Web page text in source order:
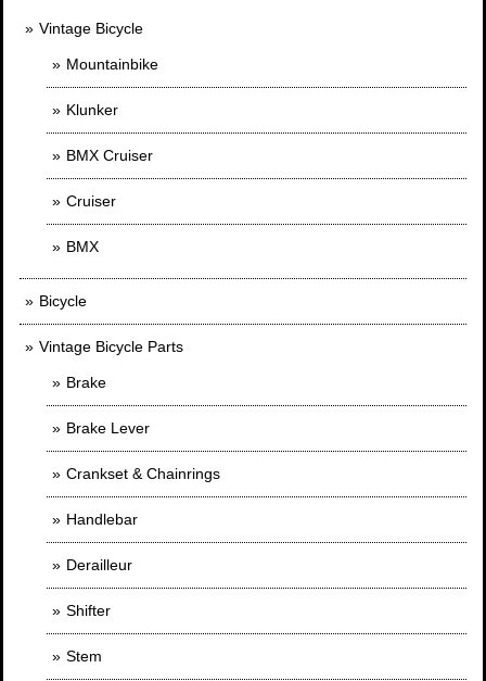
Vintage Bicycle
Mountainbike
Klunker
BMX Cruiser
Cruiser
BMX
Bicycle
Vintage Bicycle Parts
Brake
Brake Lever
Crankset & Chainrings
Handlebar
Derailleur
Shifter
Stem